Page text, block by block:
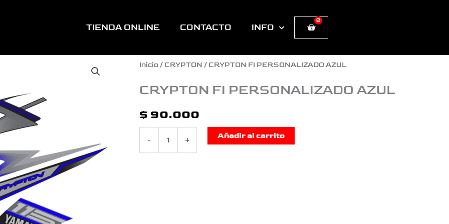
TIENDA ONLINE CONTACTO INFO
0
Cart
Inicio/ CRYPTON / CRYPTON FI PERSONALIZADO AZUL
CRYPTON FI PERSONALIZADO AZUL
$ 90.000
-
CRYPTON
FI
AZUL
+ Añadir al carrito